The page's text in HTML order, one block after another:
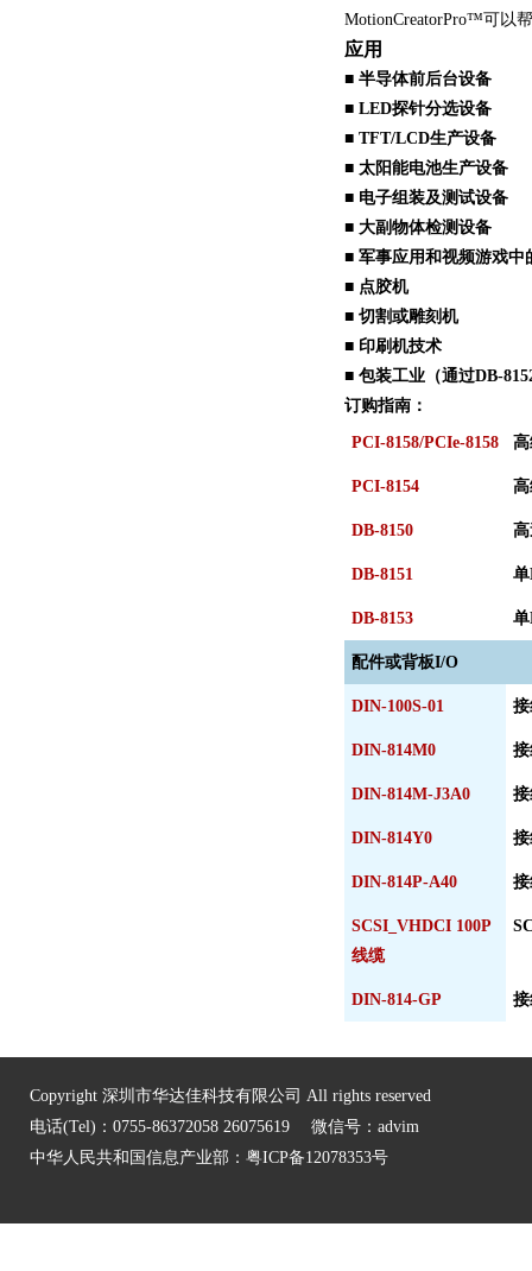
MotionCreatorPro™可以
应用
■ 半导体前后台设备
■ LED探针分选设备
■ TFT/LCD生产设备
■ 太阳能电池生产设备
■ 电子组装及测试设备
■ 大副物体检测设备
■ 军事应用和视频游戏中
■ 点胶机
■ 切割或雕刻机
■ 印刷机技术
■ 包装工业（通过DB-
订购指南：
PCI-8158/PCIe-8158
PCI-8154
DB-8150
DB-8151
DB-8153
配件或背板I/O
DIN-100S-01
DIN-814M0
DIN-814M-J3A0
DIN-814Y0
DIN-814P-A40
SCSI_VHDCI 100P
线缆
DIN-814-GP
Copyright 深圳市华达佳科技有限公司 All rights reserved
电话(Tel)：0755-86372058 26075619 微信号：advim
中华人民共和国信息产业部： 粤ICP备12078353号